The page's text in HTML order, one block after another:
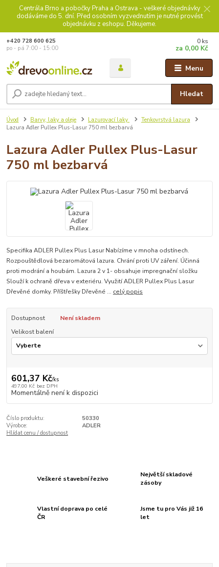
Centrála Brno a pobočky Praha a Ostrava - veškeré objednávky
dodáváme do 5. dní. Před osobním vyzvednutím je nutné provést
objednávku z eshopu. Děkujeme.
Menu
Hledat
+420 728 600 625
po - pá 7:00 - 15:00
0 ks
za 0,00 Kč
Úvod Barvy, laky a oleje Lazurovací laky
Tenkovrstvá lazura
Lazura Adler Pullex Plus-Lasur 750 ml bezbarvá
Lazura Adler Pullex Plus-Lasur
750 ml bezbarvá
Specifika ADLER Pullex Plus Lasur Nabízíme v mnoha odstínech.
Rozpouštědlová bezaromátová lazura. Chrání proti UV záření. Účinná
proti modrání a houbám. Lazura 2 v 1- obsahuje impregnační složku
Slouží k ochraně dřeva v exteriéru. Využití ADLER Pullex Plus Lasur
Dřevěné domky. Příštřešky Dřevěné ... celý popis
Dostupnost
Není skladem
Velikost balení
601,37 Kč/ks
497,00 Kč bez DPH
Momentálně není k dispozici
Číslo produktu:
50330
Výrobce:
ADLER
Hlídat cenu / dostupnost
Veškeré stavební řezivo
Největší skladové
zásoby
Vlastní doprava po celé
ČR
Jsme tu pro Vás již 16
let